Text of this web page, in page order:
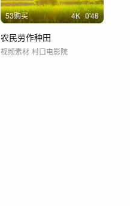
53购买 4K 0'48
农民劳作种田
视频素材 村口电影院